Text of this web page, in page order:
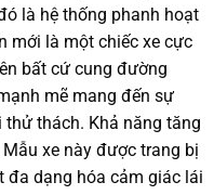
là hệ thống phanh hoạt
mới là một chiếc xe cực
bất cứ cung đường
mẽ mang đến sự
thách. Khả năng tăng
xe này được trang bị
đa dạng hóa cảm giác lái